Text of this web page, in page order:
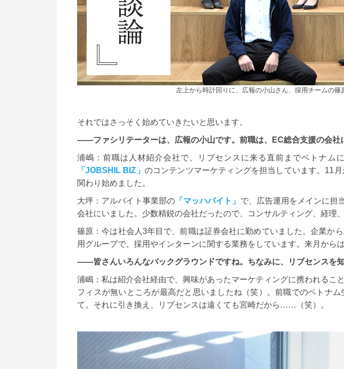
左上から時計回りに、広報の小山さん、採用チームの
それではさっそく始めていきたいと思います。
――ファシリテーターは、広報の小山です。前職は、EC総合支援の会社
浦嶋：前職は人材紹介会社で、リブセンスに来る直前までベトナム
「JOBSHIL BIZ」 のコンテンツマーケティングを担当しています。11
関わり始めました。
大坪：アルバイト事業部の「マッハバイト」 で、広告運用をメインに担
会社にいました。少数精鋭の会社だったので、コンサルティング、経理
篠原：今は社会人3年目で、前職は証券会社に勤めていました。企業か
用グループで、採用やインターンに関する業務をしています。来月から
――皆さんいろんなバックグラウンドですね。ちなみに、リブセンスを
浦嶋：私は紹介会社経由で、興味があったマーケティングに携われる
フィスが無いところが最高だと思いましたね（笑）。前職でのベトナ
て。それに引き換え、リブセンスは遠くても宮崎だから……（笑）。